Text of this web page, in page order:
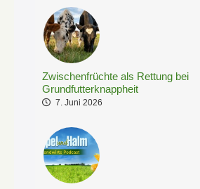
Zwischenfrüchte als Rettung bei
Grundfutterknappheit
7. Juni 2026